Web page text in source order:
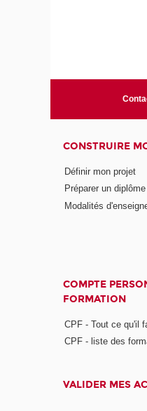
CONSTRUIRE
Définir mon projet
Préparer un diplôme
Modalités
COMPTE
FORMATION
CPF - Tout ce qu'il
CPF - liste des
VALIDER MES